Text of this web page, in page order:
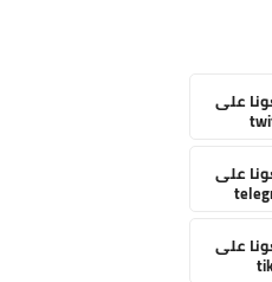
على
على
على